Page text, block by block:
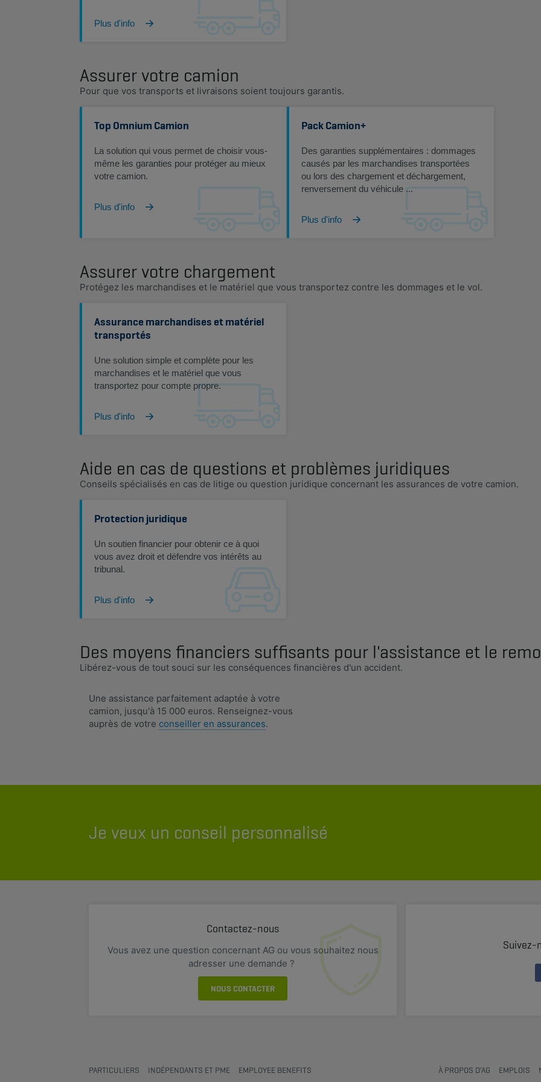
Plus d'info
Assurer votre camion
Pour que vos transports et livraisons soient toujours garantis.
Top Omnium Camion
La solution qui vous permet de choisir vous-
même les garanties pour protéger au mieux
votre camion.
Plus d'info
Pack Camion+
Des garanties supplémentaires : dommages
causés par les marchandises transportées
ou lors des chargement et déchargement,
renversement du véhicule ...
Plus d'info
Assurer votre chargement
Protégez les marchandises et le matériel que vous transportez contre les dommages et le vol.
Assurance marchandises et matériel
transportés
Une solution simple et complète pour les
marchandises et le matériel que vous
transportez pour compte propre.
Plus d'info
Aide en cas de questions et problèmes juridiques
Conseils spécialisés en cas de litige ou question juridique concernant les assurances de votre camion.
Protection juridique
Un soutien financier pour obtenir ce à quoi
vous avez droit et défendre vos intérêts au
tribunal.
Plus d'info
Des moyens financiers suffisants pour l'assistance et le
​Libérez-vous de tout souci sur les conséquences financières d'un accident.
Une assistance parfaitement adaptée à votre
camion, jusqu'à 15 000 euros. Renseignez-vous
auprès de votre conseiller en assurances.
Je veux un conseil personnalisé
Contactez-nous
Vous avez une question concernant AG ou vous souhaitez nous
adresser une demande ?
NOUS CONTACTER
Suivez-
PARTICULIERS INDÉPENDANTS ET PME EMPLOYEE BENEFITS À PROPOS D'AG EMPLOIS